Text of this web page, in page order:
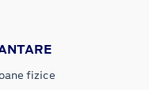
fizice